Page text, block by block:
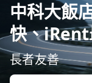
中科大飯
快、
長者友善